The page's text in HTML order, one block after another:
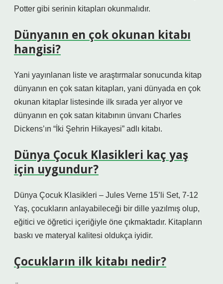
Potter gibi serinin kitapları okunmalıdır.
Dünyanın en çok okunan kitabı
hangisi?
Yani yayınlanan liste ve araştırmalar sonucunda kitap
dünyanın en çok satan kitapları, yani dünyada en çok
okunan kitaplar listesinde ilk sırada yer alıyor ve
dünyanın en çok satan kitabının ünvanı Charles
Dickens’ın “İki Şehrin Hikayesi” adlı kitabı.
Dünya Çocuk Klasikleri kaç yaş
için uygundur?
Dünya Çocuk Klasikleri – Jules Verne 15’li Set, 7-12
Yaş, çocukların anlayabileceği bir dille yazılmış olup,
eğitici ve öğretici içeriğiyle öne çıkmaktadır. Kitapların
baskı ve materyal kalitesi oldukça iyidir.
Çocukların ilk kitabı nedir?